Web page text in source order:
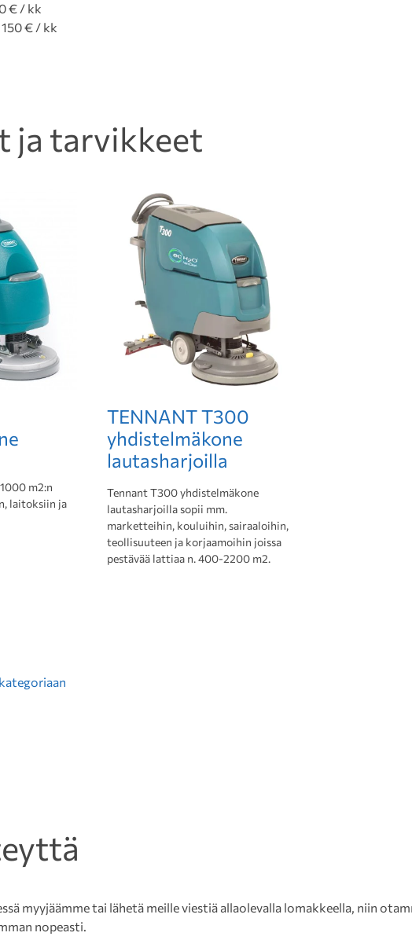
€ / kk
150 € / kk
ja tarvikkeet
m2:n
laitoksiin ja
TENNANT T300
yhdistelmäkone
lautasharjoilla
Tennant T300 yhdistelmäkone
lautasharjoilla sopii mm.
marketteihin, kouluihin, sairaaloihin,
teollisuuteen ja korjaamoihin joissa
pestävää lattiaa n. 400-2200 m2.
myyjäämme tai lähetä meille viestiä allaolevalla lomakkeella, niin
nopeasti.